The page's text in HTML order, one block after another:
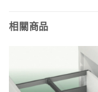
相關商品